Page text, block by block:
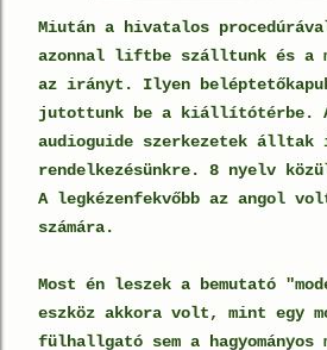
Miután a hivatalos
azonnal liftbe szálltunk és a
az irányt. Ilyen
jutottunk be a kiállítótérbe.
audioguide szerkezetek álltak
rendelkezésünkre. 8 nyelv
A legkézenfekvőbb az angol
számára.
Most én leszek a bemutató
eszköz akkora volt, mint egy
fülhallgató sem a hagyományos